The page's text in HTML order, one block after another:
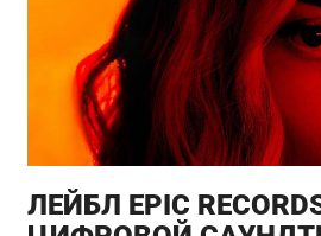
ЛЕЙБЛ EPIC